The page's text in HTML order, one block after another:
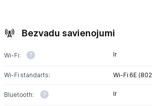
Bezvadu savienojumi
Wi-Fi: Ir
Wi-Fi standarts: Wi-Fi 6E
Bluetooth: Ir